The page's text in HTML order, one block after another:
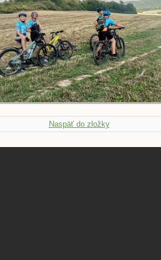
Naspäť do zložky